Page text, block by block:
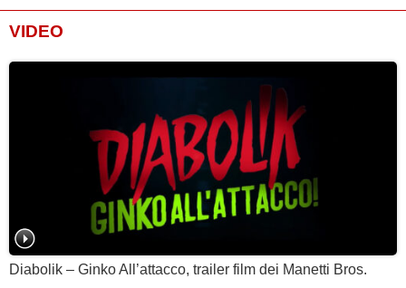
VIDEO
Diabolik – Ginko All’attacco, trailer film dei Manetti Bros.